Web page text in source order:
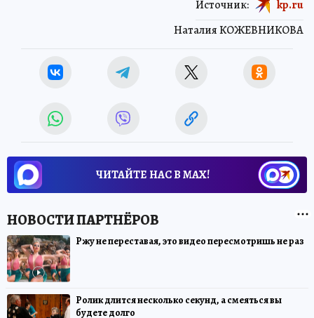
Наталия КОЖЕВНИКОВА
Источник: kp.ru
ЧИТАЙТЕ НАС В МАХ!
Ржу не переставая, это видео пересмотришь не раз
Ролик длится несколько секунд, а смеяться вы
будете долго